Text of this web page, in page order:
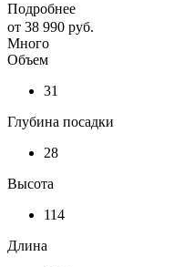
Подробнее
от 38 990 руб.
Много
Объем
31
Глубина посадки
28
Высота
114
Длина